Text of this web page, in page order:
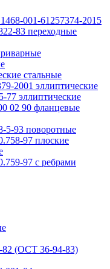
001-61257374-2015
83 переходные
стальные
2001 эллиптические
эллиптические
02 90 фланцевые
5-93 поворотные
97 плоские
97 с ребрами
(ОСТ 36-94-83)